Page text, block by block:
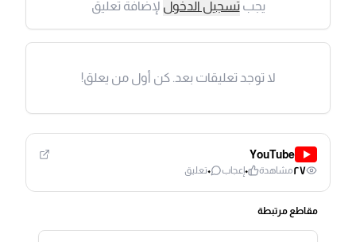
يجبتسجيل الدخول لإضافة تعليق
لا توجد تعليقات بعد. كن أول من يعلق!
YouTube
٢٧مشاهدة ٠إعجاب ٠تعليق
مقاطع مرتبطة